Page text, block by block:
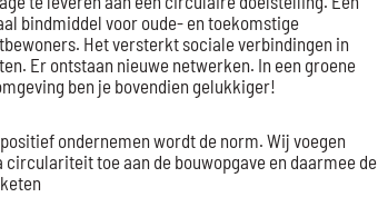
bindmiddel voor oude- en toekomstige
Het versterkt sociale verbindingen in
Er ontstaan nieuwe netwerken. In een groene
ben je bovendien gelukkiger!
ondernemen wordt de norm. Wij voegen
circulariteit toe aan de bouwopgave en daarmee de